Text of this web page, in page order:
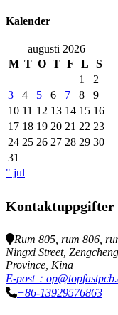
Kalender
augusti 2026
M T O T F L
S
1
2
3
4 5 6 7 8
9
10 11 12 13 14 15 16
17 18 19 20 21 22 23
24 25 26 27 28 29 30
31
" jul
Kontaktuppgifter
Rum 805, rum 806,
Ningxi Street,
Province, Kina
E-post：
+86-13929576863